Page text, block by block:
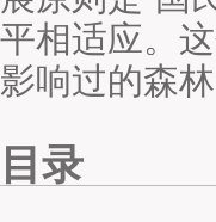
平相适应。
影响过的森
目录